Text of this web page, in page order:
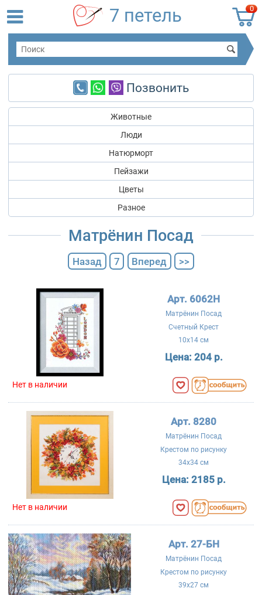
0
7 петель
Позвонить
Животные
Люди
Натюрморт
Пейзажи
Цветы
Разное
Матрёнин Посад
Назад 7 Вперед >>
Арт. 6062Н
Матрёнин Посад
Счетный Крест
10x14 см
Цена: 204 р.
Нет в наличии
Арт. 8280
Матрёнин Посад
Крестом по рисунку
34x34 см
Цена: 2185 р.
Нет в наличии
Арт. 27-БН
Матрёнин Посад
Крестом по рисунку
39x27 см